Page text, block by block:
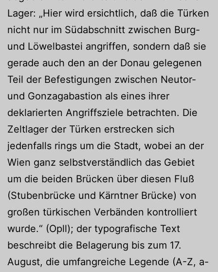
Lager: „Hier wird ersichtlich, daß die Türken
nicht nur im Südabschnitt zwischen Burg-
und Löwelbastei angriffen, sondern daß sie
gerade auch den an der Donau gelegenen
Teil der Befestigungen zwischen Neutor-
und Gonzagabastion als eines ihrer
deklarierten Angriffsziele betrachten. Die
Zeltlager der Türken erstrecken sich
jedenfalls rings um die Stadt, wobei an der
Wien ganz selbstverständlich das Gebiet
um die beiden Brücken über diesen Fluß
(Stubenbrücke und Kärntner Brücke) von
großen türkischen Verbänden kontrolliert
wurde.“ (Opll); der typografische Text
beschreibt die Belagerung bis zum 17.
August, die umfangreiche Legende (A-Z, a-